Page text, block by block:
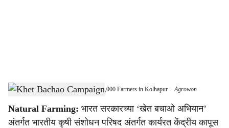
a
‘Khet Bachao Abhiyan’ Reaches Over 2,000 Farmers in Kolhapur -Agrowon
Natural Farming: भारत सरकारच्या ‘खेत बचाओ अभियान’
अंतर्गत भारतीय कृषी संशोधन परिषद अंतर्गत कार्यरत केंद्रीय कापूस